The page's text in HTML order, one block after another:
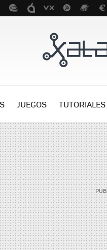
JUEGOS TUTORIALES